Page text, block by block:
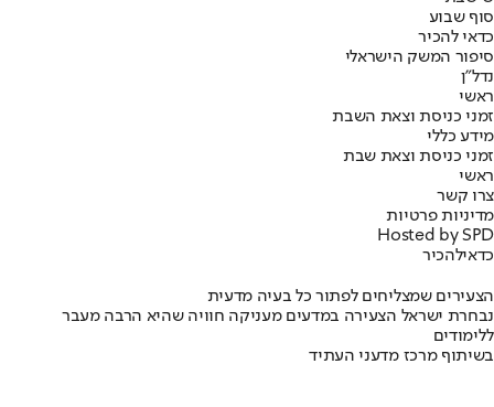
סוף שבוע
כדאי להכיר
סיפור המשק הישראלי
נדל"ן
ראשי
זמני כניסת וצאת השבת
מידע כללי
זמני כניסת וצאת שבת
ראשי
צרו קשר
מדיניות פרטיות
Hosted by SPD
כדאילהכיר
הצעירים שמצליחים לפתור כל בעיה מדעית
נבחרת ישראל הצעירה במדעים מעניקה חוויה שהיא הרבה מעבר
ללימודים
בשיתוף מרכז מדעני העתיד